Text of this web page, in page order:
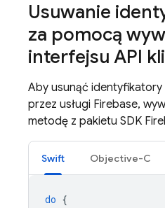
Usuwanie
za pomocą
interfejsu API
Aby usunąć
przez usługi Firebase,
metodę z pakietu SDK
Swift Objective-C
do {